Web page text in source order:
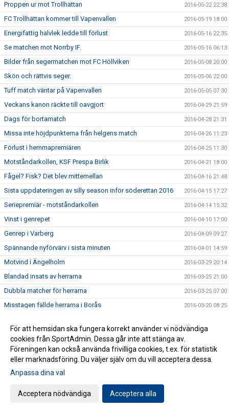
Proppen ur mot Trollhättan 2016-05-22 22:38
FC Trollhättan kommer till Vapenvallen 2016-05-19 18:00
Energifattig halvlek ledde till förlust 2016-05-16 22:35
Se matchen mot Norrby IF. 2016-05-16 06:13
Bilder från segermatchen mot FC Höllviken 2016-05-08 20:00
Skön och rättvis seger. 2016-05-06 22:00
Tuff match väntar på Vapenvallen 2016-05-05 07:30
Veckans kanon räckte till oavgjort 2016-04-29 21:59
Dags för bortamatch 2016-04-28 21:31
Missa inte höjdpunkterna från helgens match 2016-04-26 11:23
Förlust i hemmapremiären 2016-04-25 11:30
Motståndarkollen, KSF Prespa Birlik 2016-04-21 18:00
Fågel? Fisk? Det blev mittemellan 2016-04-16 21:48
Sista uppdateringen av silly season inför söderettan 2016 2016-04-15 17:27
Seriepremiär - motståndarkollen 2016-04-14 15:32
Vinst i genrepet 2016-04-10 17:00
Genrep i Varberg 2016-04-09 09:27
Spännande nyförvärv i sista minuten 2016-04-01 14:59
Motvind i Ängelholm 2016-03-29 20:14
Blandad insats av herrarna 2016-03-25 21:00
Dubbla matcher för herrarna 2016-03-25 07:00
Misstagen fällde herrarna i Borås 2016-03-20 08:25
Tuff mittfältare tillbaka i Husqvarna FF 2016-03-18
HFF TV: Matchen mot Norrby IF Webbsänds 2016-03-17 23:09
Efterlysning! 2016-03-13 20:14
Försäsongsträning med Elin
Fössta uppdatering i mass kring silly season i söderettan
För att hemsidan ska fungera korrekt använder vi nödvändiga
cookies från SportAdmin. Dessa går inte att stänga av.
Föreningen kan också använda frivilliga cookies, t.ex. för statistik
eller marknadsföring. Du väljer själv om du vill acceptera dessa.
Anpassa dina val
Acceptera nödvändiga Acceptera alla